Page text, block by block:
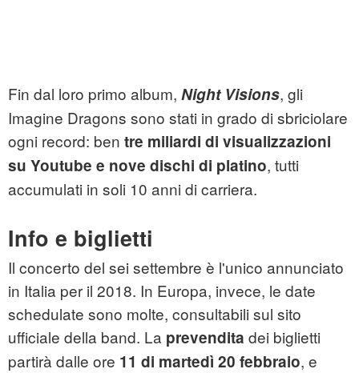
Fin dal loro primo album, Night Visions, gli
Imagine Dragons sono stati in grado di sbriciolare
ogni record: ben tre miliardi di visualizzazioni
su Youtube e nove dischi di platino, tutti
accumulati in soli 10 anni di carriera.
Info e biglietti
Il concerto del sei settembre è l'unico annunciato
in Italia per il 2018. In Europa, invece, le date
schedulate sono molte, consultabili sul sito
ufficiale della band. La prevendita dei biglietti
partirà dalle ore 11 di martedì 20 febbraio, e